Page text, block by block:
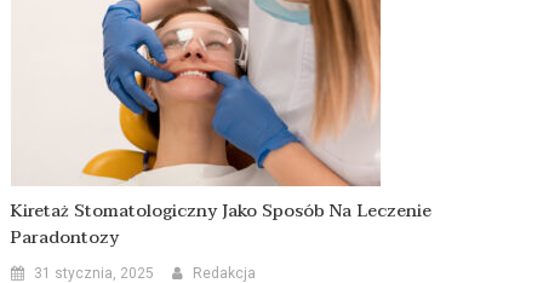
Kiretaż Stomatologiczny Jako Sposób Na Leczenie
Paradontozy
31 stycznia, 2025 Redakcja